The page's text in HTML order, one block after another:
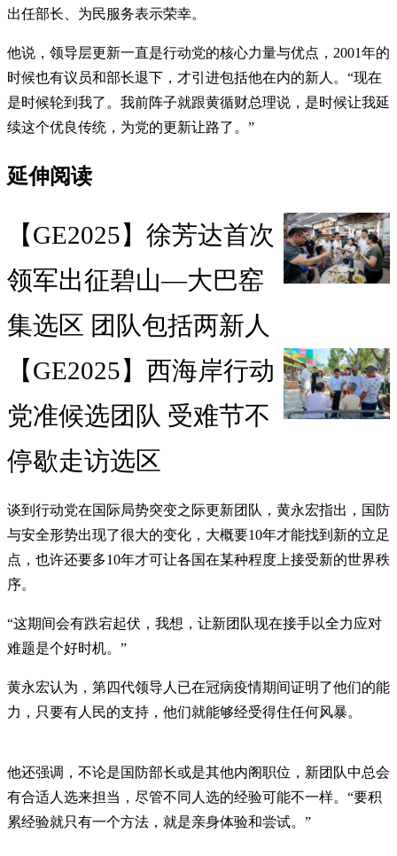
出任部长、为民服务表示荣幸。
他说，领导层更新一直是行动党的核心力量与优点，2001年的
时候也有议员和部长退下，才引进包括他在内的新人。“现在
是时候轮到我了。我前阵子就跟黄循财总理说，是时候让我延
续这个优良传统，为党的更新让路了。”
延伸阅读
【GE2025】徐芳达首次
领军出征碧山—大巴窑
集选区 团队包括两新人
【GE2025】西海岸行动
党准候选团队 受难节不
停歇走访选区
谈到行动党在国际局势突变之际更新团队，黄永宏指出，国防
与安全形势出现了很大的变化，大概要10年才能找到新的立足
点，也许还要多10年才可让各国在某种程度上接受新的世界秩
序。
“这期间会有跌宕起伏，我想，让新团队现在接手以全力应对
难题是个好时机。”
黄永宏认为，第四代领导人已在冠病疫情期间证明了他们的能
力，只要有人民的支持，他们就能够经受得住任何风暴。
他还强调，不论是国防部长或是其他内阁职位，新团队中总会
有合适人选来担当，尽管不同人选的经验可能不一样。“要积
累经验就只有一个方法，就是亲身体验和尝试。”